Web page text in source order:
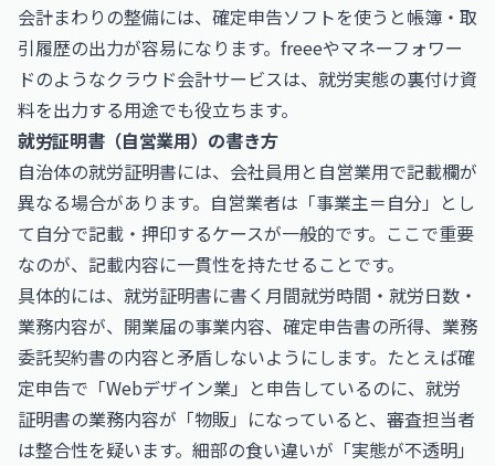
会計まわりの整備には、確定申告ソフトを使うと帳簿・取
引履歴の出力が容易になります。 freeeやマネーフォワー
ドのようなクラウド会計サービスは、就労実態の裏付け資
料を出力する用途でも役立ちます。
就労証明書（自営業用）の書き方
自治体の就労証明書には、会社員用と自営業用で記載欄が
異なる場合があります。自営業者は「事業主＝自分」とし
て自分で記載・押印するケースが一般的です。ここで重要
なのが、記載内容に一貫性を持たせることです。
具体的には、就労証明書に書く月間就労時間・就労日数・
業務内容が、開業届の事業内容、確定申告書の所得、業務
委託契約書の内容と矛盾しないようにします。たとえば確
定申告で「Webデザイン業」と申告しているのに、就労
証明書の業務内容が「物販」になっていると、審査担当者
は整合性を疑います。細部の食い違いが「実態が不透明」